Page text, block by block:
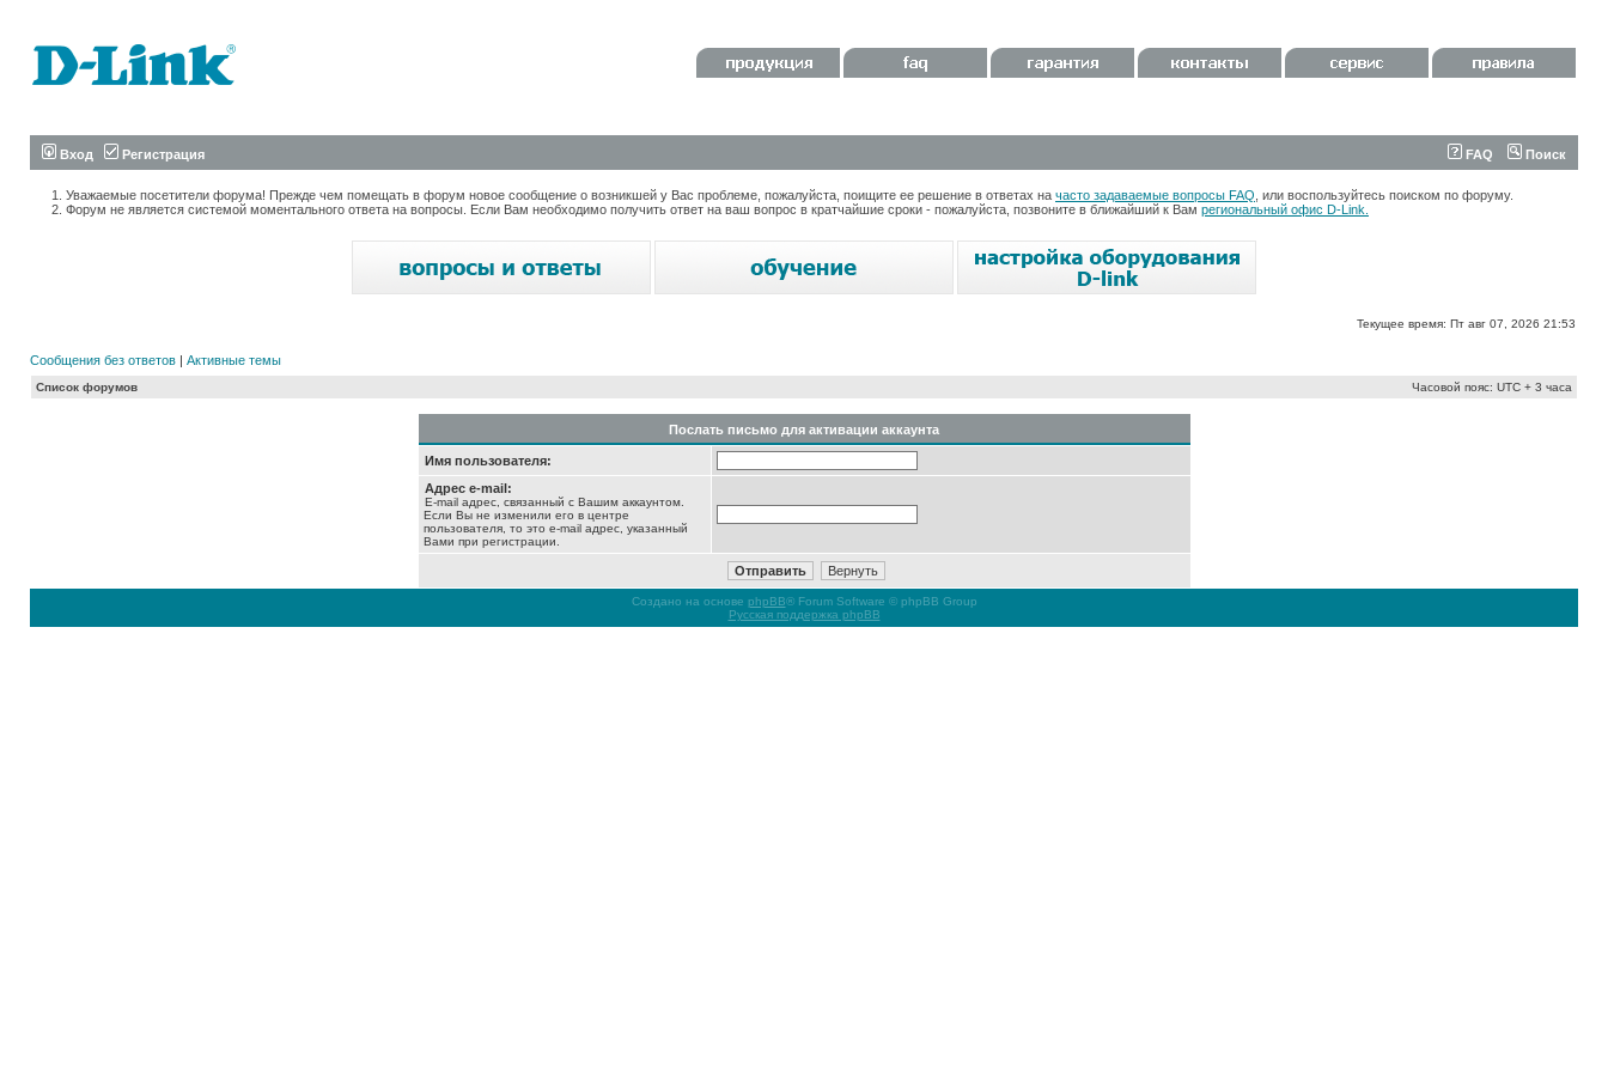
Вход Регистрация FAQ Поиск
Уважаемые посетители форума! Прежде чем помещать в форум новое сообщение о возникшей у Вас проблеме, пожалуйста, поищите ее решение в ответах на часто задаваемые вопросы FAQ , или воспользуйтесь поиском по форуму.
Форум не является системой моментального ответа на вопросы. Если Вам необходимо получить ответ на ваш вопрос в кратчайшие сроки - пожалуйста, позвоните в ближайший к Вам региональный офис D-Link.
Текущее время: Пт авг 07, 2026 21:53
Сообщения без ответов | Активные темы
Список форумов Часовой пояс: UTC + 3 часа
Послать письмо для активации аккаунта
Имя пользователя:
Адрес e-mail:
E-mail адрес, связанный с Вашим аккаунтом.
Если Вы не изменили его в центре
пользователя, то это e-mail адрес, указанный
Вами при регистрации.
Создано на основе phpBB® Forum Software © phpBB Group
Русская поддержка phpBB